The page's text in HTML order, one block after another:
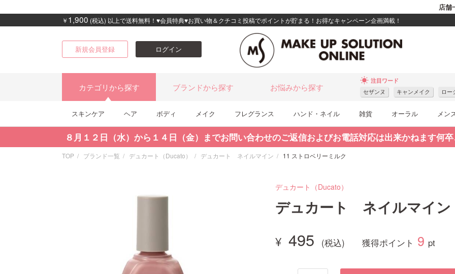
店舗
￥ 1,900 (税込) 以上で送料無料！♥会員特典♥お買い物＆クチコミ投稿でポイントが貯まる！お得なキャンペーン企画満載！
新規会員登録 ログイン
カテゴリから探す ブランドから探す お悩みから探す
wb_sunny 注目ワード
セザンヌ キャンメイク ロー
スキンケア ヘア ボディ メイク フレグランス ハンド・ネイル 雑貨 オーラル メン
８月１２日（水）から１４日（金）までお問い合わせのご返信およびお電話対応は出来かねます何
TOP ブランド一覧 デュカート（Ducato） デュカート ネイルマイン 11 ストロベリーミルク
デュカート（Ducato）
デュカート ネイルマイ
495 獲得ポイント 9 pt